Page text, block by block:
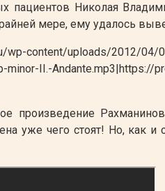
пациентов Николая
мере, ему удалось
2012/04/01.-
II.-
произведение
уже чего стоят! Но, как